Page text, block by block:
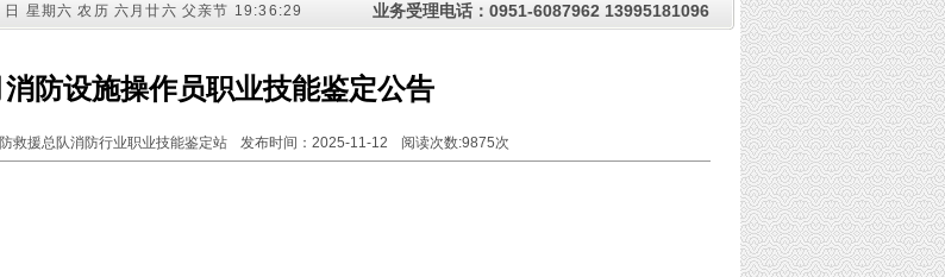
星期六 农历 六月廿六 父亲节 19:36:29 业务受理电话：0951-6087962 13995181096
防设施操作员职业技能鉴定公告
救援总队消防行业职业技能鉴定站 发布时间： 2025-11-12 阅读次数:9875次